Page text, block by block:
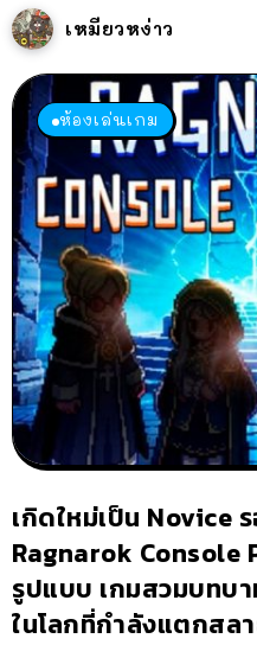
เหมียวหง่าว
ห้องเล่นเกม
เกิดใหม่เป็น Novice
Ragnarok Console
รูปแบบ เกมสวมบทบ
ในโลกที่กำลังแตกสล